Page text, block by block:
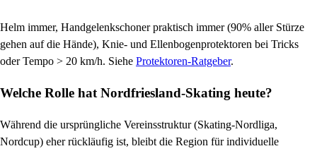
Helm immer, Handgelenkschoner praktisch immer (90% aller Stürze
gehen auf die Hände), Knie- und Ellenbogenprotektoren bei Tricks
oder Tempo > 20 km/h. Siehe Protektoren-Ratgeber.
Welche Rolle hat Nordfriesland-Skating heute?
Während die ursprüngliche Vereinsstruktur (Skating-Nordliga,
Nordcup) eher rückläufig ist, bleibt die Region für individuelle